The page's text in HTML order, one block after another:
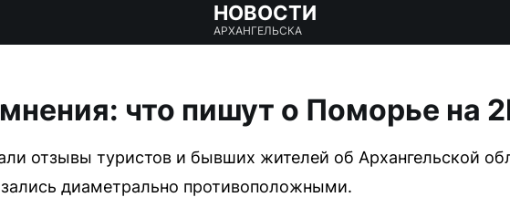
НОВОСТИ
АРХАНГЕЛЬСКА
что пишут о Поморье на
отзывы туристов и бывших жителей об Архангельской
диаметрально противоположными.